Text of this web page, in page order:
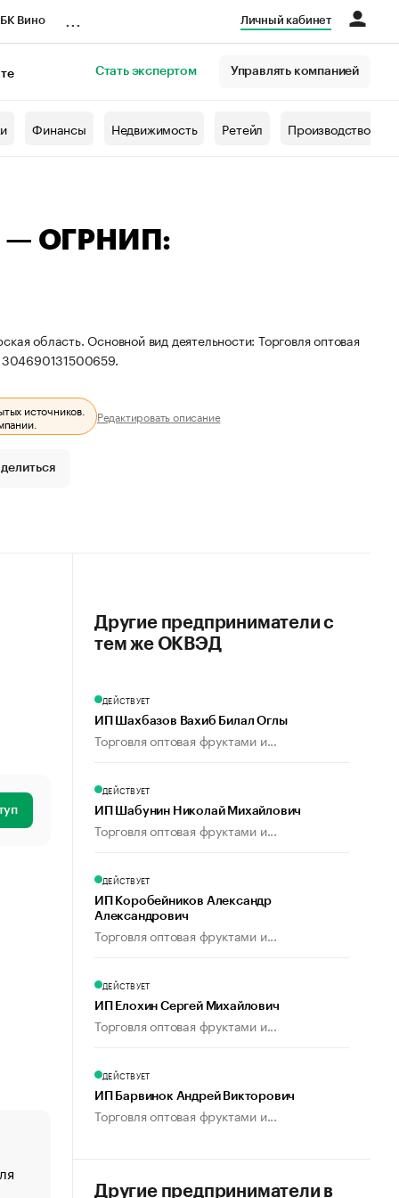
Вино Личный кабинет
Стать экспертом Управлять компанией
Финансы Недвижимость Ретейл Производство
— ОГРНИП:
область. Основной вид деятельности: Торговля оптовая
источников.
Редактировать описание
создавшей GTA
Другие предприниматели с
тем же ОКВЭД
ДЕЙСТВУЕТ
ИП Шахбазов Вахиб Билал Оглы
Торговля оптовая фруктами и...
ДЕЙСТВУЕТ
ИП Шабунин Николай Михайлович
Торговля оптовая фруктами и...
ДЕЙСТВУЕТ
ИП Коробейников Александр
Александрович
Торговля оптовая фруктами и...
ДЕЙСТВУЕТ
ИП Елохин Сергей Михайлович
Торговля оптовая фруктами и...
ДЕЙСТВУЕТ
ИП Барвинок Андрей Викторович
Торговля оптовая фруктами и...
Другие предприниматели в